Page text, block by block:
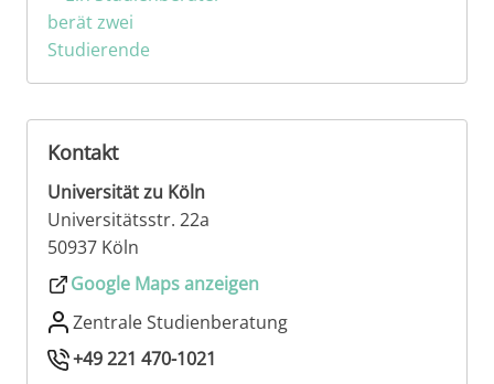
Kontakt
Universität zu Köln
Universitätsstr. 22a
50937 Köln
Google Maps anzeigen
Zentrale Studienberatung
+49 221 470-1021